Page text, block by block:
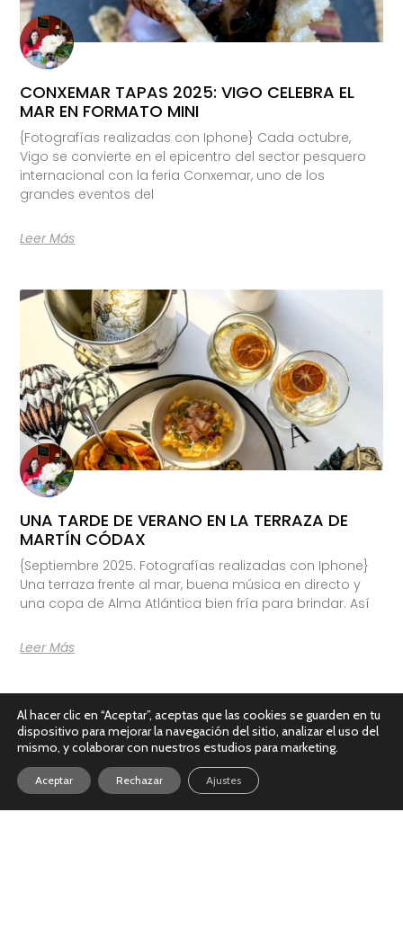
CONXEMAR TAPAS 2025: VIGO CELEBRA EL
MAR EN FORMATO MINI
{Fotografías realizadas con Iphone} Cada octubre,
Vigo se convierte en el epicentro del sector pesquero
internacional con la feria Conxemar, uno de los
grandes eventos del
Leer Más
UNA TARDE DE VERANO EN LA TERRAZA DE
MARTÍN CÓDAX
{Septiembre 2025. Fotografías realizadas con Iphone}
Una terraza frente al mar, buena música en directo y
una copa de Alma Atlántica bien fría para brindar. Así
Leer Más
Al hacer clic en “Aceptar”, aceptas que las cookies se guarden en tu
dispositivo para mejorar la navegación del sitio, analizar el uso del
mismo, y colaborar con nuestros estudios para marketing.
Aceptar Rechazar Ajustes